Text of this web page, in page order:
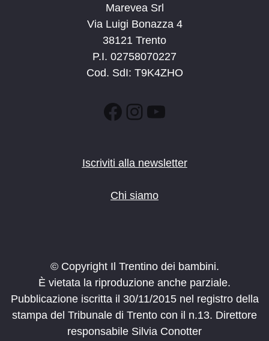
Marevea Srl
Via Luigi Bonazza 4
38121 Trento
P.I. 02758070227
Cod. SdI: T9K4ZHO
Facebook
Instagram
YouTube
Iscriviti alla newsletter
Chi siamo
© Copyright Il Trentino dei bambini.
È vietata la riproduzione anche parziale.
Pubblicazione iscritta il 30/11/2015 nel registro della
stampa del Tribunale di Trento con il n.13. Direttore
responsabile Silvia Conotter